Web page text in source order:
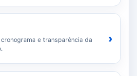
e transparência da
›